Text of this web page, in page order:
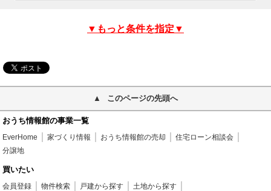
▼もっと条件を指定▼
このページの先頭へ
おうち情報館の事業一覧
EverHome 家づくり情報 おうち情報館の売却
住宅ローン相談会
分譲地
買いたい
会員登録 物件検索 戸建から探す
土地から探す